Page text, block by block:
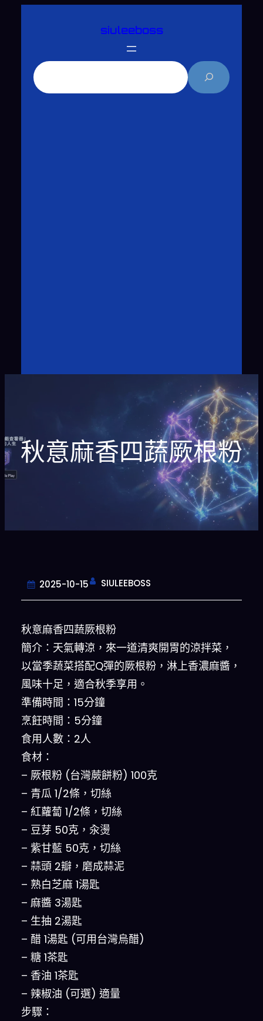
siuleeboss
秋意麻香四蔬厥根粉
2025-10-15 SIULEEBOSS
秋意麻香四蔬厥根粉
簡介：天氣轉涼，來一道清爽開胃的涼拌菜，
以當季蔬菜搭配Q彈的厥根粉，淋上香濃麻醬，
風味十足，適合秋季享用。
準備時間：15分鐘
烹飪時間：5分鐘
食用人數：2人
食材：
– 厥根粉 (台灣蕨餅粉) 100克
– 青瓜 1/2條，切絲
– 紅蘿蔔 1/2條，切絲
– 豆芽 50克，汆燙
– 紫甘藍 50克，切絲
– 蒜頭 2瓣，磨成蒜泥
– 熟白芝麻 1湯匙
– 麻醬 3湯匙
– 生抽 2湯匙
– 醋 1湯匙 (可用台灣烏醋)
– 糖 1茶匙
– 香油 1茶匙
– 辣椒油 (可選) 適量
步驟：